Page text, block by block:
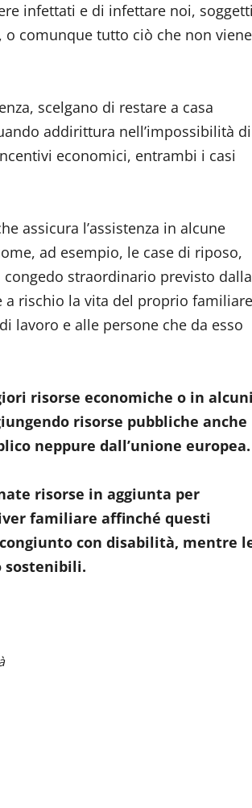
infettati e di infettare noi,
comunque tutto ciò che non viene
scelgano di restare a casa
addirittura nell’impossibilità di
economici, entrambi i casi
assicura l’assistenza in alcune
ad esempio, le case di riposo,
straordinario previsto dalla
a rischio la vita del proprio familiare
lavoro e alle persone che da esso
risorse economiche o in
risorse pubbliche anche
neppure dall’unione europea.
risorse in aggiunta per
familiare affinché questi
con disabilità, mentre
sostenibili.